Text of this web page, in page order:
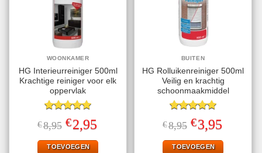
WOONKAMER
HG Interieurreiniger 500ml
Krachtige reiniger voor elk
oppervlak
Gewaardeerd
5.00uit 5
€8,95 Oorspronkelijke
prijs
was:
€8,95.
€2,95
is:
€2,95.
TOEVOEGEN
BUITEN
HG Rolluikenreiniger 500ml
Veilig en krachtig
schoonmaakmiddel
Gewaardeerd
5.00uit 5
€8,95 Oorspronkelijke
prijs
was:
€8,95.
€3,95
is:
€3,95.
TOEVOEGEN